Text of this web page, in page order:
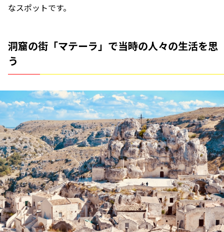
なスポットです。
洞窟の街「マテーラ」で当時の人々の生活を思
う